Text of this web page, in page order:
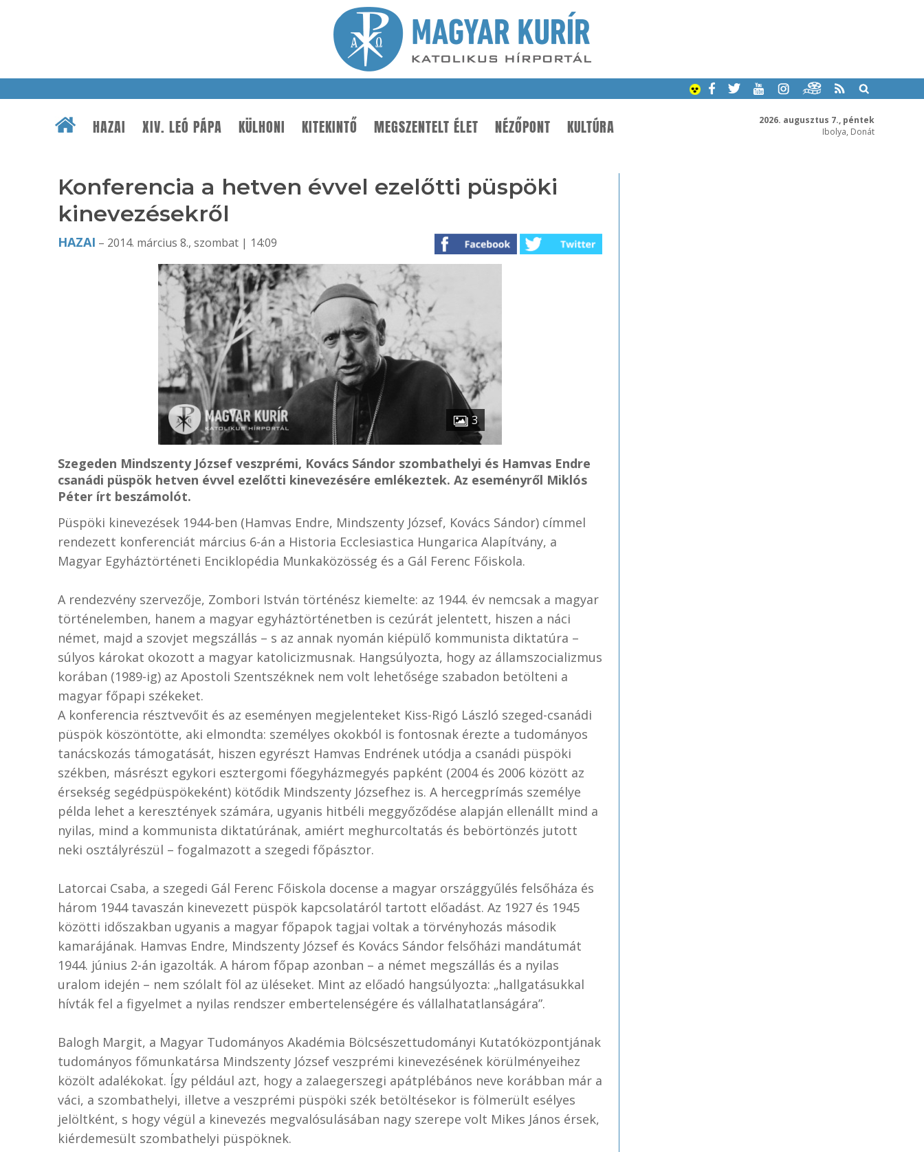
2026. augusztus 7., péntek
Ibolya, Donát
HAZAI XIV. LEÓ PÁPA KÜLHONI KITEKINTŐ MEGSZENTELT ÉLET NÉZŐPONT KULTÚRA
Konferencia a hetven évvel ezelőtti püspöki
kinevezésekről
HAZAI – 2014. március 8., szombat | 14:09
3
Szegeden Mindszenty József veszprémi, Kovács Sándor szombathelyi és Hamvas Endre
csanádi püspök hetven évvel ezelőtti kinevezésére emlékeztek. Az eseményről Miklós
Péter írt beszámolót.
Püspöki kinevezések 1944-ben (Hamvas Endre, Mindszenty József, Kovács Sándor) címmel
rendezett konferenciát március 6-án a Historia Ecclesiastica Hungarica Alapítvány, a
Magyar Egyháztörténeti Enciklopédia Munkaközösség és a Gál Ferenc Főiskola.
A rendezvény szervezője, Zombori István történész kiemelte: az 1944. év nemcsak a magyar
történelemben, hanem a magyar egyháztörténetben is cezúrát jelentett, hiszen a náci
német, majd a szovjet megszállás – s az annak nyomán kiépülő kommunista diktatúra –
súlyos károkat okozott a magyar katolicizmusnak. Hangsúlyozta, hogy az államszocializmus
korában (1989-ig) az Apostoli Szentszéknek nem volt lehetősége szabadon betölteni a
magyar főpapi székeket.
A konferencia résztvevőit és az eseményen megjelenteket Kiss-Rigó László szeged-csanádi
püspök köszöntötte, aki elmondta: személyes okokból is fontosnak érezte a tudományos
tanácskozás támogatását, hiszen egyrészt Hamvas Endrének utódja a csanádi püspöki
székben, másrészt egykori esztergomi főegyházmegyés papként (2004 és 2006 között az
érsekség segédpüspökeként) kötődik Mindszenty Józsefhez is. A hercegprímás személye
példa lehet a keresztények számára, ugyanis hitbéli meggyőződése alapján ellenállt mind a
nyilas, mind a kommunista diktatúrának, amiért meghurcoltatás és bebörtönzés jutott
neki osztályrészül – fogalmazott a szegedi főpásztor.
Latorcai Csaba, a szegedi Gál Ferenc Főiskola docense a magyar országgyűlés felsőháza és
három 1944 tavaszán kinevezett püspök kapcsolatáról tartott előadást. Az 1927 és 1945
közötti időszakban ugyanis a magyar főpapok tagjai voltak a törvényhozás második
kamarájának. Hamvas Endre, Mindszenty József és Kovács Sándor felsőházi mandátumát
1944. június 2-án igazolták. A három főpap azonban – a német megszállás és a nyilas
uralom idején – nem szólalt föl az üléseket. Mint az előadó hangsúlyozta: „hallgatásukkal
hívták fel a figyelmet a nyilas rendszer embertelenségére és vállalhatatlanságára”.
Balogh Margit, a Magyar Tudományos Akadémia Bölcsészettudományi Kutatóközpontjának
tudományos főmunkatársa Mindszenty József veszprémi kinevezésének körülményeihez
közölt adalékokat. Így például azt, hogy a zalaegerszegi apátplébános neve korábban már a
váci, a szombathelyi, illetve a veszprémi püspöki szék betöltésekor is fölmerült esélyes
jelöltként, s hogy végül a kinevezés megvalósulásában nagy szerepe volt Mikes János érsek,
kiérdemesült szombathelyi püspöknek.